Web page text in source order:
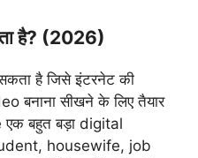
है? (2026)
है जिसे इंटरनेट की
बनाना सीखने के लिए तैयार
बहुत बड़ा digital
housewife, job